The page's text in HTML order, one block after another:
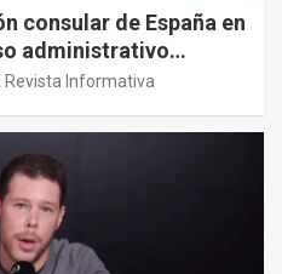
en
administrativo
por el PP y
Revista Informativa